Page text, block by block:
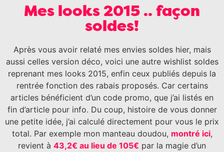
Mes looks 2015 .. façon
soldes!
Après vous avoir relaté mes envies soldes hier, mais
aussi celles version déco, voici une autre wishlist soldes
reprenant mes looks 2015, enfin ceux publiés depuis la
rentrée fonction des rabais proposés. Car certains
articles bénéficient d’un code promo, que j’ai listés en
fin d’article pour info. Du coup, histoire de vous donner
une petite idée, j’ai calculé directement pour vous le prix
total. Par exemple mon manteau doudou, montré ici,
revient à 43,2€ au lieu de 105€ par la magie d’un